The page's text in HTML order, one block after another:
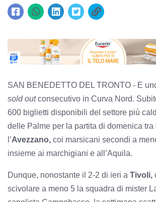
SAN BENEDETTO DEL TRONTO - E
sold outconsecutivo in Curva Nord.
600 biglietti disponibili del settore più
delle Palme per la partita di domenica tra
l’Avezzano, coi marsicani secondi a
insieme ai marchigiani e all’Aquila.
Dunque, nonostante il 2-2 di ieri a Tivoli,
scivolare a meno 5 la squadra di mister